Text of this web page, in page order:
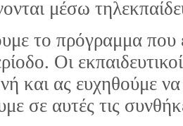
μέσω
το πρόγραμμα που
Οι
και ας ευχηθούμε
σε αυτές τις